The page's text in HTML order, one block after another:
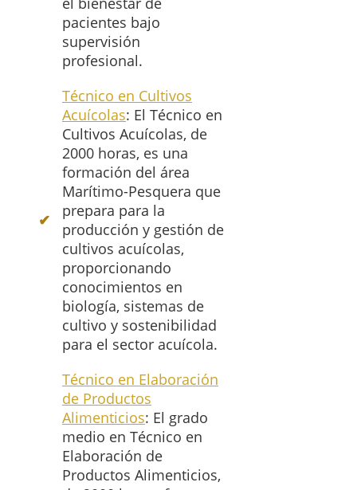
pacientes bajo
supervisión
profesional.
Técnico en Cultivos
Acuícolas: El Técnico en
Cultivos Acuícolas, de
2000 horas, es una
formación del área
Marítimo-Pesquera que
prepara para la
producción y gestión de
cultivos acuícolas,
proporcionando
conocimientos en
biología, sistemas de
cultivo y sostenibilidad
para el sector acuícola.
Técnico en Elaboración
de Productos
Alimenticios: El grado
medio en Técnico en
Elaboración de
Productos Alimenticios,